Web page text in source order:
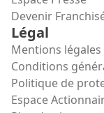
Devenir
Légal
Mentions légales
Conditions
Politique de
Espace